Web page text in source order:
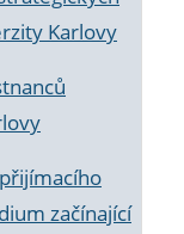
Karlovy
začínající